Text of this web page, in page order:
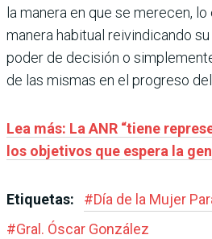
la manera en que se merecen,
manera habitual reivindicando
poder de decisión o
de las mismas en el progreso
Lea más: La ANR “tiene
los objetivos que espera la
Etiquetas: #Día de la Mujer
#Gral. Óscar González